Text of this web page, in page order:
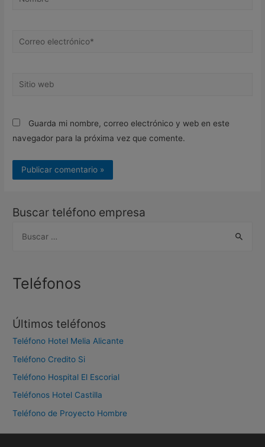
Correo
Sitio
Guarda mi nombre, correo electrónico y web en este
navegador para la próxima vez que comente.
Buscar teléfono empresa
c
:
Teléfonos
Últimos teléfonos
Teléfono Hotel Melia Alicante
Teléfono Credito Si
Teléfono Hospital El Escorial
Teléfonos Hotel Castilla
Teléfono de Proyecto Hombre